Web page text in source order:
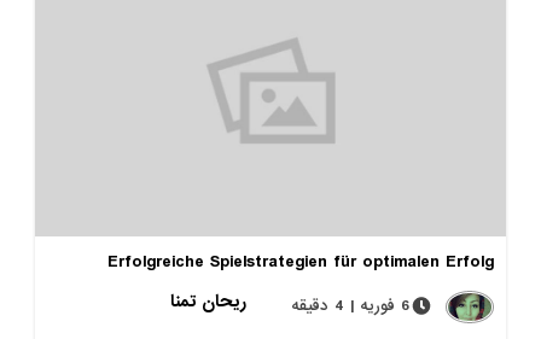
Erfolgreiche Spielstrategien für optimalen Erfolg
ریحان تمنا
6 فوریه | 4 دقیقه